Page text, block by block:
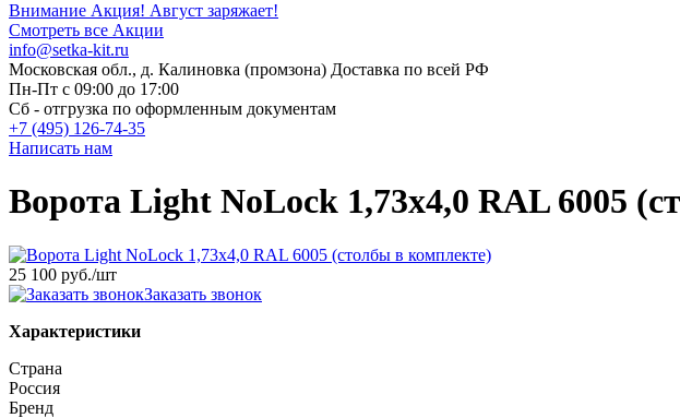
Внимание Акция! Август заряжает!
Смотреть все Акции
info@setka-kit.ru
Московская обл., д. Калиновка (промзона) Доставка по всей РФ
Пн-Пт с 09:00 до 17:00
Сб - отгрузка по оформленным документам
+7 (495) 126-74-35
Написать нам
Ворота Light NoLock 1,73х4,0 RAL 6005
25 100 руб./шт
Заказать звонок
Характеристики
Страна
Россия
Бренд